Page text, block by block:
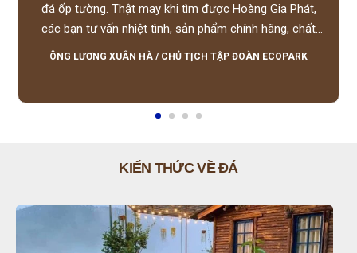
đá ốp tường. Thật may khi tìm được Hoàng Gia Phát,
các bạn tư vấn nhiệt tình, sản phẩm chính hãng, chất
lượng tốt, giá hợp lý, hỗ trợ tận tình.
ÔNG LƯƠNG XUÂN HÀ / CHỦ TỊCH TẬP ĐOÀN ECOPARK
KIẾN THỨC VỀ ĐÁ